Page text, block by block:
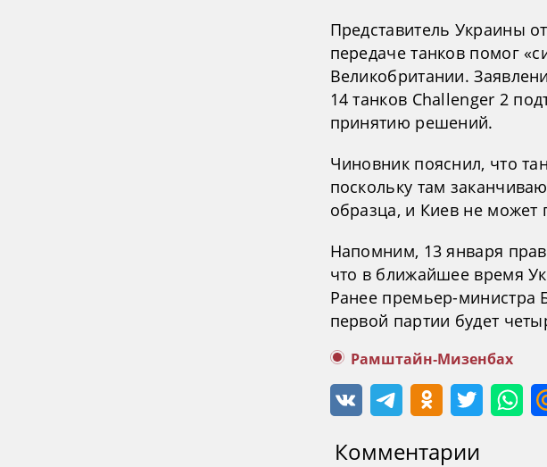
Представитель Украины
передаче танков помог
Великобритании.
14 танков Challenger 2
принятию решений.
Чиновник пояснил, что
поскольку там
образца, и Киев не может
Напомним, 13 января
что в ближайшее время
Ранее премьер-министра
первой партии будет
Рамштайн-Мизенбах
Комментарии